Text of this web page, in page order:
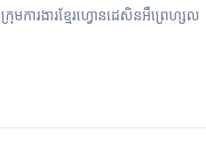
មការងារខ្មែរហ្វោនដេសិនអឹព្រេហ្សល